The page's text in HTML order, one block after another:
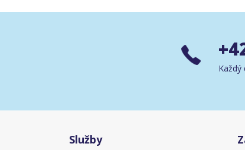
Každý
Služby